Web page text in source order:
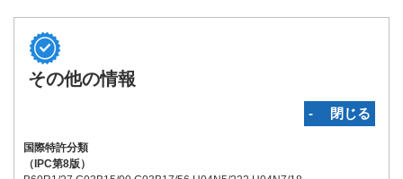
その他の情報
‐ 閉じる
国際特許分類
（IPC第8版）